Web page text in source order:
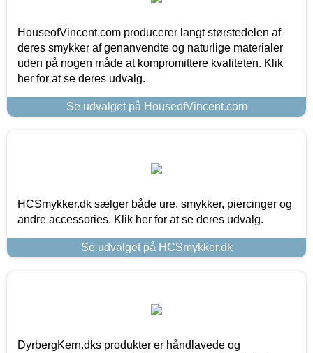
HouseofVincent.com producerer langt størstedelen af
deres smykker af genanvendte og naturlige materialer
uden på nogen måde at kompromittere kvaliteten. Klik
her for at se deres udvalg.
Se udvalget på HouseofVincent.com
HCSmykker.dk sælger både ure, smykker, piercinger og
andre accessories. Klik her for at se deres udvalg.
Se udvalget på HCSmykker.dk
DyrbergKern.dks produkter er håndlavede og